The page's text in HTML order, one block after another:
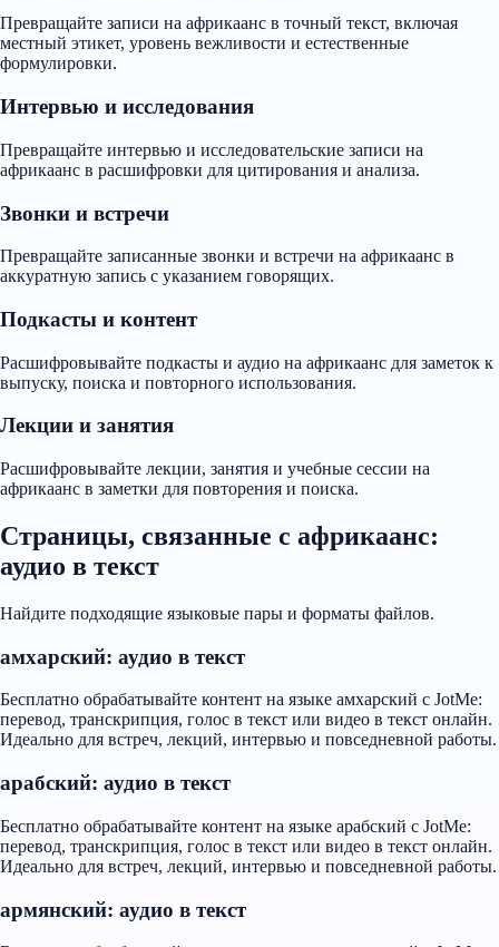
Превращайте записи на африкаанс в точный текст, включая
местный этикет, уровень вежливости и естественные
формулировки.
Интервью и исследования
Превращайте интервью и исследовательские записи на
африкаанс в расшифровки для цитирования и анализа.
Звонки и встречи
Превращайте записанные звонки и встречи на африкаанс в
аккуратную запись с указанием говорящих.
Подкасты и контент
Расшифровывайте подкасты и аудио на африкаанс для заметок к
выпуску, поиска и повторного использования.
Лекции и занятия
Расшифровывайте лекции, занятия и учебные сессии на
африкаанс в заметки для повторения и поиска.
Страницы, связанные с африкаанс:
аудио в текст
Найдите подходящие языковые пары и форматы файлов.
амхарский: аудио в текст
Бесплатно обрабатывайте контент на языке амхарский с JotMe:
перевод, транскрипция, голос в текст или видео в текст онлайн.
Идеально для встреч, лекций, интервью и повседневной работы.
арабский: аудио в текст
Бесплатно обрабатывайте контент на языке арабский с JotMe:
перевод, транскрипция, голос в текст или видео в текст онлайн.
Идеально для встреч, лекций, интервью и повседневной работы.
армянский: аудио в текст